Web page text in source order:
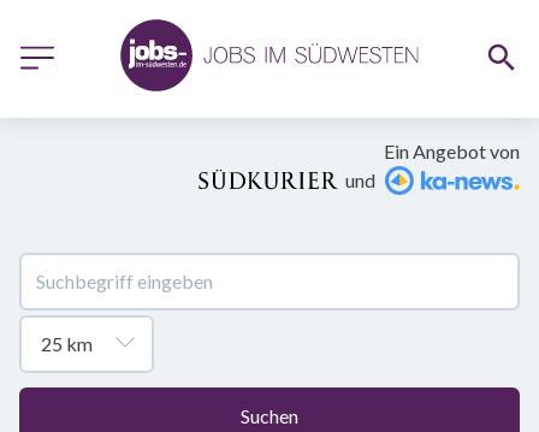
Ein Angebot von
und
Suchen